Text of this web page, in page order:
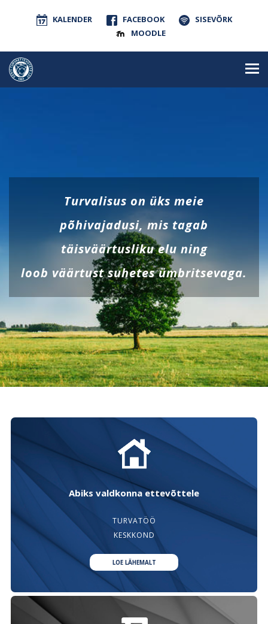
KALENDER FACEBOOK
SISEVÕRK
MOODLE
Turvalisus on üks meie
põhivajadusi, mis tagab
täisväärtusliku elu ning
loob väärtust suhetes ümbritsevaga.
Abiks valdkonna ettevõttele
TURVATÖÖ
KESKKOND
LOE LÄHEMALT